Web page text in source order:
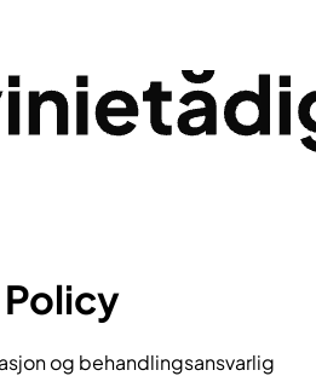
og behandlingsansvarlig